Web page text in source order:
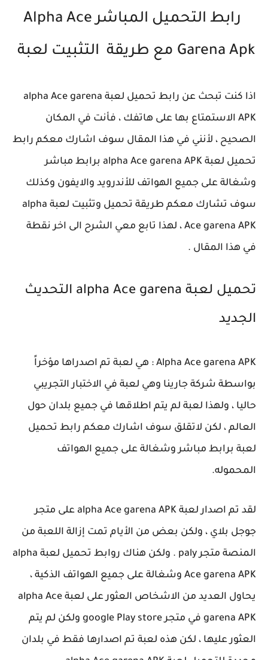
رابط التحميل المباشر Alpha Ace
Garena Apk مع طريقة التثبيت لعبة
اذا كنت تبحث عن رابط تحميل لعبة alpha Ace garena
APK الاستمتاع بها على هاتفك ، فأنت في المكان
الصحيح ، لأنني في هذا المقال سوف اشارك معكم رابط
تحميل لعبة alpha Ace garena APK برابط مباشر
وشغالة على جميع الهواتف للأندرويد والايفون وكذلك
سوف تشارك معكم طريقة تحميل وتثبيت لعبة alpha
Ace garena APK ، لهذا تابع معي الشرح الى اخر نقطة
في هذا المقال .
تحميل لعبة alpha Ace garena التحديث
الجديد
Alpha Ace garena APK : هي لعبة تم اصدراها مؤخراً
بواسطة شركة جارينا وهي لعبة في الاختبار التجريبي
حاليا ، ولهذا لعبة لم يتم اطلاقها في جميع بلدان حول
العالم ، لكن لاتقلق سوف اشارك معكم رابط تحميل
لعبة برابط مباشر وشغالة على جميع الهواتف
المحموله.
لقد تم اصدار لعبة alpha Ace garena APK على متجر
جوجل بلاي ، ولكن بعض من الأيام تمت إزالة اللعبة من
المنصة متجر paly . ولكن هناك روابط تحميل لعبة alpha
Ace garena APK وشغالة على جميع الهواتف الذكية ،
يحاول العديد من الاشخاص العثور على لعبة alpha Ace
garena APK في متجر google Play store ولكن لم يتم
العثور عليها ، لكن هذه لعبة تم اصدارها فقط في بلدان